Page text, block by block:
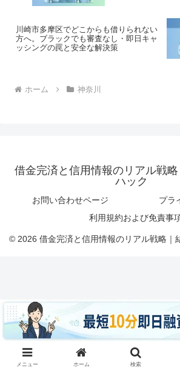
川崎市多摩区でどこからも借りられない
方へ。ブラックでも審査なし・即日キャ
ッシングの罠と安全な解決策
ホーム 神奈川
借金完済と信用情報のリアル戦
ハック
お問い合わせページ
プラ
利用規約および免責事
© 2026 借金完済と信用情報のリアル戦略｜
メニュー ホーム 検索